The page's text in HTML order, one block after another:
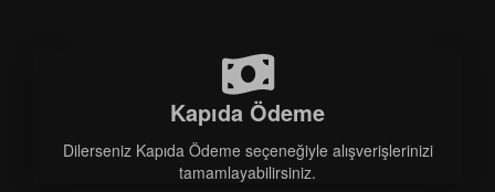
Kapıda Ödeme
Dilerseniz Kapıda Ödeme seçeneğiyle alışverişlerinizi
tamamlayabilirsiniz.